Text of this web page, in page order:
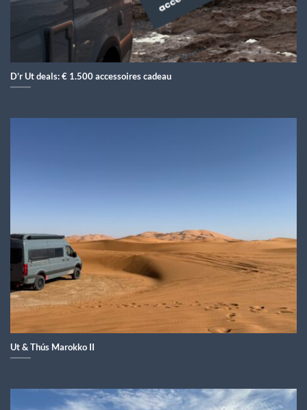
D’r Ut deals: € 1.500 accessoires cadeau
Ut & Thús Marokko II